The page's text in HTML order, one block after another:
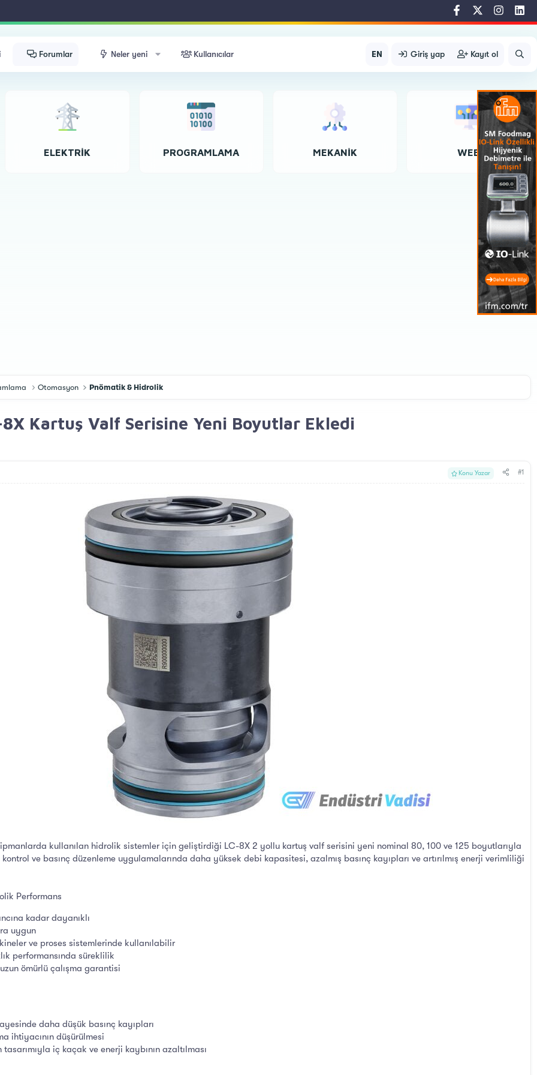
Forumlar Neler yeni Kullanıcılar EN Giriş yap Kayıt ol
ELEKTRIK PROGRAMLAMA MEKANIK WEB
Otomasyon Pnömatik & Hidrolik
Kartuş Valf Serisine Yeni Boyutlar Ekledi
Konu Yazar #1
kullanılan hidrolik sistemler için geliştirdiği LC-8X 2 yollu kartuş valf serisini yeni nominal 80, 100 ve 125 boyutlarıyla
ve basınç düzenleme uygulamalarında daha yüksek debi kapasitesi, azalmış basınç kayıpları ve artırılmış enerji verimliliği
Performans
kadar dayanıklı
uygun
ve proses sistemlerinde kullanılabilir
performansında süreklilik
ömürlü çalışma garantisi
daha düşük basınç kayıpları
ihtiyacının düşürülmesi
iç kaçak ve enerji kaybının azaltılması